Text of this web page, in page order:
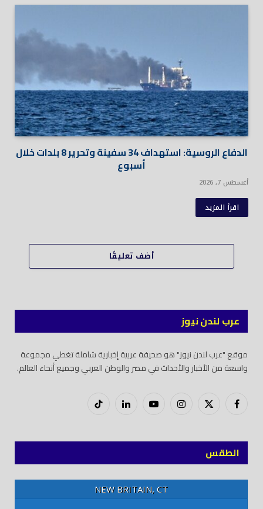
الدفاع الروسية: استهداف 34 سفينة وتحرير 8 بلدات خلال
أسبوع
أغسطس 7, 2026
اقرأ المزيد
أضف تعليقًا
عرب لندن نيوز
موقع "عرب لندن نيوز" هو صحيفة عربية إخبارية شاملة تغطي مجموعة
واسعة من الأخبار والأحداث في مصر والوطن العربي وجميع أنحاء العالم.
فيسبوكX
إنستغراميوتيوب لينكدود
تيك
الطقس
NEW BRITAIN, CT